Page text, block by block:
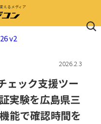
えるメディア
2026.2.3
ェック支援ツー
実験を広島県三
能で確認時間を